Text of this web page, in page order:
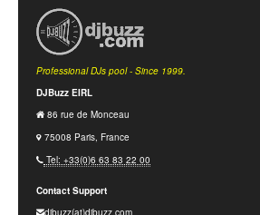
Professional DJs pool - Since 1999.
DJBuzz EIRL
86 rue de Monceau
75008 Paris, France
Tel: +33(0)6 63 83 22 00
Contact Support
djbuzz(at)djbuzz.com